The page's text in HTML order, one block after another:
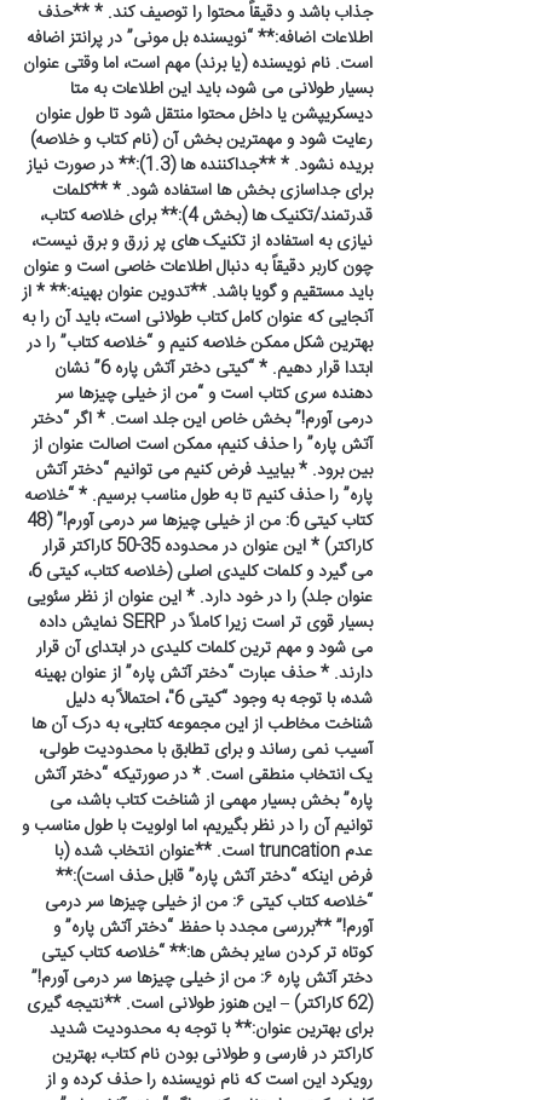
جذاب باشد و دقیقاً محتوا را توصیف کند. * **حذف
اطلاعات اضافه:** “نویسنده بل مونی” در پرانتز اضافه
است. نام نویسنده (یا برند) مهم است، اما وقتی عنوان
بسیار طولانی می شود، باید این اطلاعات به متا
دیسکریپشن یا داخل محتوا منتقل شود تا طول عنوان
رعایت شود و مهمترین بخش آن (نام کتاب و خلاصه)
بریده نشود. * **جداکننده ها (1.3):** در صورت نیاز
برای جداسازی بخش ها استفاده شود. * **کلمات
قدرتمند/تکنیک ها (بخش 4):** برای خلاصه کتاب،
نیازی به استفاده از تکنیک های پر زرق و برق نیست،
چون کاربر دقیقاً به دنبال اطلاعات خاصی است و عنوان
باید مستقیم و گویا باشد. **تدوین عنوان بهینه:** * از
آنجایی که عنوان کامل کتاب طولانی است، باید آن را به
بهترین شکل ممکن خلاصه کنیم و “خلاصه کتاب” را در
ابتدا قرار دهیم. * “کیتی دختر آتش پاره 6” نشان
دهنده سری کتاب است و “من از خیلی چیزها سر
درمی آورم!” بخش خاص این جلد است. * اگر “دختر
آتش پاره” را حذف کنیم، ممکن است اصالت عنوان از
بین برود. * بیایید فرض کنیم می توانیم “دختر آتش
پاره” را حذف کنیم تا به طول مناسب برسیم. * “خلاصه
کتاب کیتی 6: من از خیلی چیزها سر درمی آورم!” (48
کاراکتر) * این عنوان در محدوده 35-50 کاراکتر قرار
می گیرد و کلمات کلیدی اصلی (خلاصه کتاب، کیتی 6،
عنوان جلد) را در خود دارد. * این عنوان از نظر سئویی
بسیار قوی تر است زیرا کاملاً در SERP نمایش داده
می شود و مهم ترین کلمات کلیدی در ابتدای آن قرار
دارند. * حذف عبارت “دختر آتش پاره” از عنوان بهینه
شده، با توجه به وجود “کیتی 6″، احتمالاً به دلیل
شناخت مخاطب از این مجموعه کتابی، به درک آن ها
آسیب نمی رساند و برای تطابق با محدودیت طولی،
یک انتخاب منطقی است. * در صورتیکه “دختر آتش
پاره” بخش بسیار مهمی از شناخت کتاب باشد، می
توانیم آن را در نظر بگیریم، اما اولویت با طول مناسب و
عدم truncation است. **عنوان انتخاب شده (با
فرض اینکه “دختر آتش پاره” قابل حذف است):**
“خلاصه کتاب کیتی ۶: من از خیلی چیزها سر درمی
آورم!” **بررسی مجدد با حفظ “دختر آتش پاره” و
کوتاه تر کردن سایر بخش ها:** “خلاصه کتاب کیتی
دختر آتش پاره ۶: من از خیلی چیزها سر درمی آورم!”
(62 کاراکتر) – این هنوز طولانی است. **نتیجه گیری
برای بهترین عنوان:** با توجه به محدودیت شدید
کاراکتر در فارسی و طولانی بودن نام کتاب، بهترین
رویکرد این است که نام نویسنده را حذف کرده و از